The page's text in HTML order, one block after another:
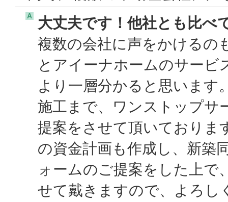
A
大丈夫です！他社とも比べ
複数の会社に声をかけるの
とアイーナホームのサー
より一層分かると思います
施工まで、ワンストップサ
提案をさせて頂いておりま
の資金計画も作成し、新築
ォームのご提案をした上で
せて戴きますので、よろ